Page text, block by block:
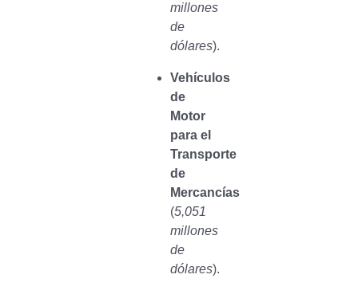
millones
de
dólares).
Vehículos
de
Motor
para el
Transporte
de
Mercancías
(5,051
millones
de
dólares).